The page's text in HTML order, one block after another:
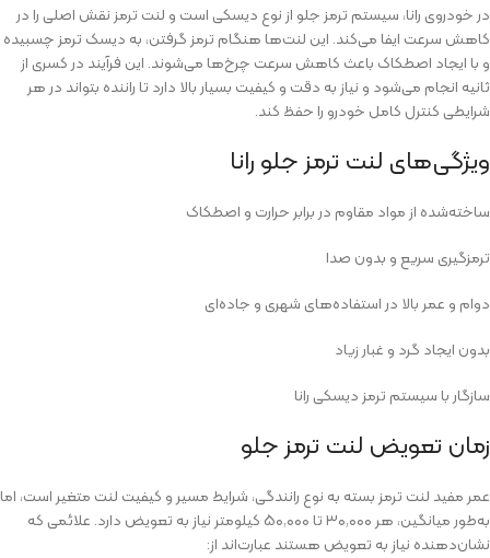
در خودروی رانا، سیستم ترمز جلو از نوع دیسکی است و لنت ترمز نقش اصلی را در
کاهش سرعت ایفا می‌کند. این لنت‌ها هنگام ترمز گرفتن، به دیسک ترمز چسبیده
و با ایجاد اصطکاک باعث کاهش سرعت چرخ‌ها می‌شوند. این فرآیند در کسری از
ثانیه انجام می‌شود و نیاز به دقت و کیفیت بسیار بالا دارد تا راننده بتواند در هر
شرایطی کنترل کامل خودرو را حفظ کند.
ویژگی‌های لنت ترمز جلو رانا
ساخته‌شده از مواد مقاوم در برابر حرارت و اصطکاک
ترمزگیری سریع و بدون صدا
دوام و عمر بالا در استفاده‌های شهری و جاده‌ای
بدون ایجاد گرد و غبار زیاد
سازگار با سیستم ترمز دیسکی رانا
زمان تعویض لنت ترمز جلو
عمر مفید لنت ترمز بسته به نوع رانندگی، شرایط مسیر و کیفیت لنت متغیر است، اما
به‌طور میانگین، هر ۳۰٬۰۰۰ تا ۵۰٬۰۰۰ کیلومتر نیاز به تعویض دارد. علائمی که
نشان‌دهنده نیاز به تعویض هستند عبارت‌اند از: